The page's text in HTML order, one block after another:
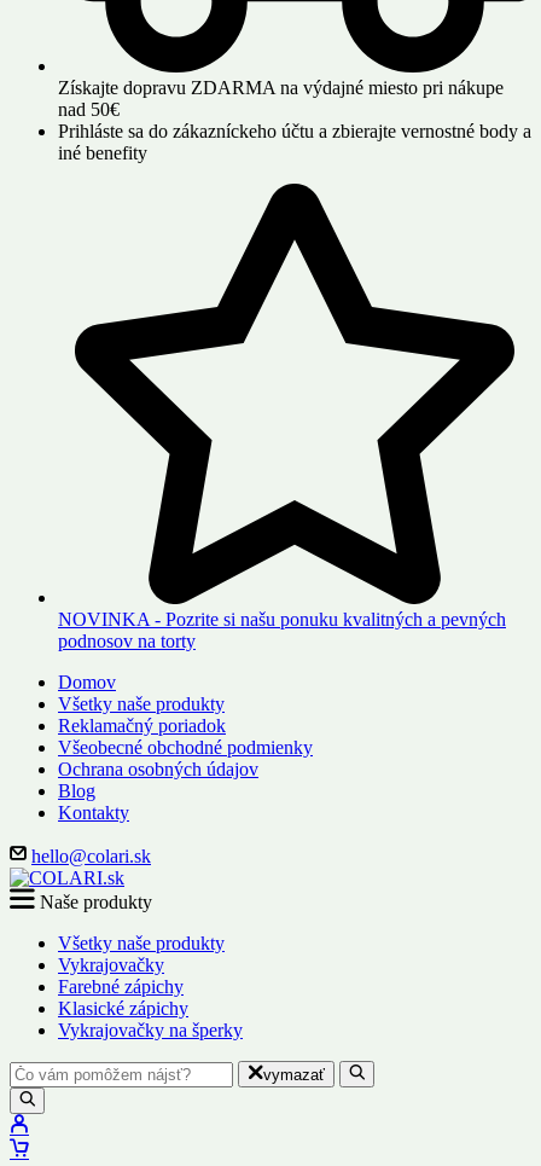
Získajte dopravu ZDARMA na výdajné miesto pri nákupe
nad 50€
Prihláste sa do zákazníckeho účtu a zbierajte vernostné body a
iné benefity
NOVINKA - Pozrite si našu ponuku kvalitných a pevných
podnosov na torty
Domov
Všetky naše produkty
Reklamačný poriadok
Všeobecné obchodné podmienky
Ochrana osobných údajov
Blog
Kontakty
hello@colari.sk
Naše produkty
Všetky naše produkty
Vykrajovačky
Farebné zápichy
Klasické zápichy
Vykrajovačky na šperky
vymazať